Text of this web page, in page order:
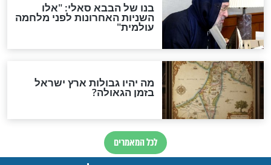
האם לאחר בוא המשיח יהיה
אפשר לחזור בתשובה?
לכל המאמרים